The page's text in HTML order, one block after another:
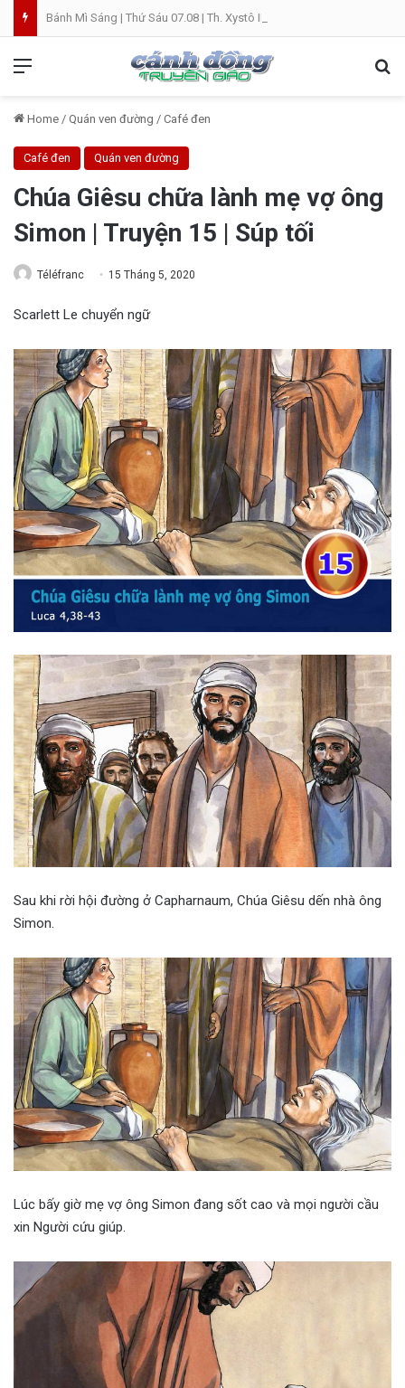
Home / Quán ven đường / Café đen
Café đen Quán ven đường
Chúa Giêsu chữa lành mẹ vợ ông
Simon | Truyện 15 | Súp tối
Téléfranc 15 Tháng 5, 2020
Scarlett Le chuyển ngữ
Sau khi rời hội đường ở Capharnaum, Chúa Giêsu dến nhà ông
Simon.
Lúc bấy giờ mẹ vợ ông Simon đang sốt cao và mọi người cầu
xin Người cứu giúp.